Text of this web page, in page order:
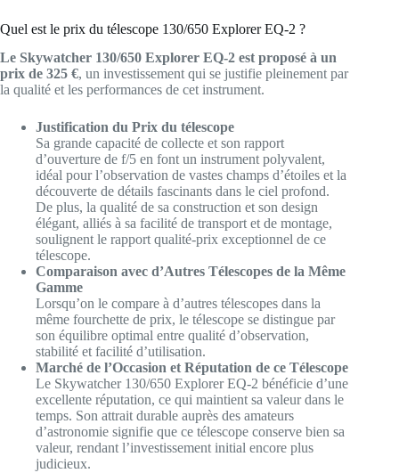
Quel est le prix du télescope 130/650 Explorer EQ-2 ?
Le Skywatcher 130/650 Explorer EQ-2 est proposé à un
prix de 325 €, un investissement qui se justifie pleinement par
la qualité et les performances de cet instrument.
Justification du Prix du télescope
Sa grande capacité de collecte et son rapport
d’ouverture de f/5 en font un instrument polyvalent,
idéal pour l’observation de vastes champs d’étoiles et la
découverte de détails fascinants dans le ciel profond.
De plus, la qualité de sa construction et son design
élégant, alliés à sa facilité de transport et de montage,
soulignent le rapport qualité-prix exceptionnel de ce
télescope.
Comparaison avec d’Autres Télescopes de la Même
Gamme
Lorsqu’on le compare à d’autres télescopes dans la
même fourchette de prix, le télescope se distingue par
son équilibre optimal entre qualité d’observation,
stabilité et facilité d’utilisation.
Marché de l’Occasion et Réputation de ce Télescope
Le Skywatcher 130/650 Explorer EQ-2 bénéficie d’une
excellente réputation, ce qui maintient sa valeur dans le
temps. Son attrait durable auprès des amateurs
d’astronomie signifie que ce télescope conserve bien sa
valeur, rendant l’investissement initial encore plus
judicieux.